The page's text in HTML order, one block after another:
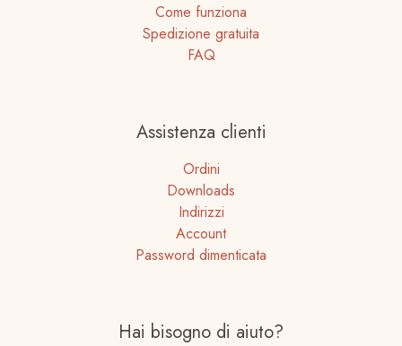
Come funziona
Spedizione gratuita
FAQ
Assistenza clienti
Ordini
Downloads
Indirizzi
Account
Password dimenticata
Hai bisogno di aiuto?